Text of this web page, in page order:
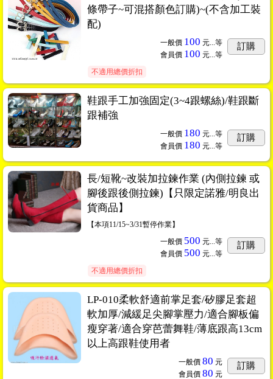
條帶子~可混搭顏色訂購)~(不含加工裝
配)
一般價 100 元...等
會員價 100 元...等
訂購
不適用總價折扣
鞋跟手工加強固定(3~4跟螺絲)/鞋跟斷
跟補強
一般價 180 元...等
會員價 180 元...等
訂購
長/短靴~改裝加拉鍊作業 (內側拉鍊 或
腳後跟後側拉鍊)【只限定諾雅/明良出
貨商品】
【本項11/15~3/31暫停作業】
一般價 500 元...等
會員價 500 元...等
訂購
不適用總價折扣
LP-010柔軟舒適前掌足套/矽膠足套超
軟加厚/減緩足尖腳掌壓力/適合腳板偏
瘦穿著/適合穿芭蕾舞鞋/薄底跟高13cm
以上高跟鞋使用者
一般價 80 元
會員價 80 元
訂購